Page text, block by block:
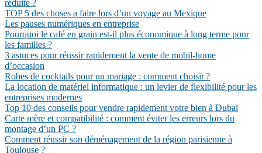
réduite ?
TOP 5 des choses a faire lors d’un voyage au Mexique
Les pauses numériques en entreprise
Pourquoi le café en grain est-il plus économique à long terme pour
les familles ?
3 astuces pour réussir rapidement la vente de mobil-home
d’occasion
Robes de cocktails pour un mariage : comment choisir ?
La location de matériel informatique : un levier de flexibilité pour les
entreprises modernes
Top 10 des conseils pour vendre rapidement votre bien à Dubaï
Carte mère et compatibilité : comment éviter les erreurs lors du
montage d’un PC ?
Comment réussir son déménagement de la région parisienne à
Toulouse ?